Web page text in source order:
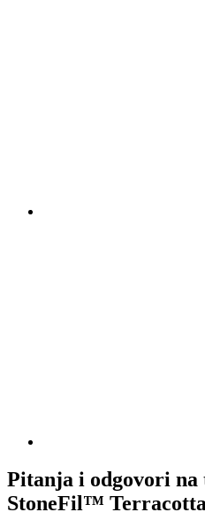
Pitanja i odgovori
StoneFil™ Terracotta